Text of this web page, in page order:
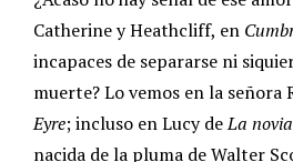
Catherine y Heathcliff, en
incapaces de separarse ni
muerte? Lo vemos en la señora
Eyre; incluso en Lucy deLa
nacida de la pluma de Walter